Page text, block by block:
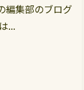
編集部のブログ
...